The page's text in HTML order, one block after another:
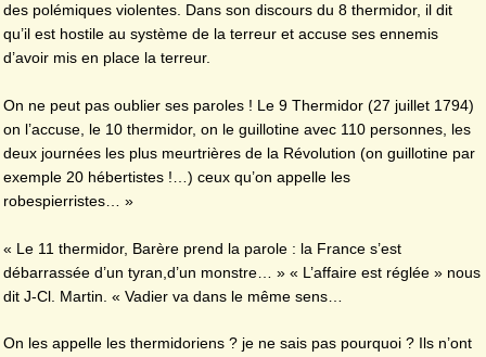
des polémiques violentes. Dans son discours du 8 thermidor, il dit
qu’il est hostile au système de la terreur et accuse ses ennemis
d’avoir mis en place la terreur.
On ne peut pas oublier ses paroles ! Le 9 Thermidor (27 juillet 1794)
on l’accuse, le 10 thermidor, on le guillotine avec 110 personnes, les
deux journées les plus meurtrières de la Révolution (on guillotine par
exemple 20 hébertistes !…) ceux qu’on appelle les
robespierristes… »
« Le 11 thermidor, Barère prend la parole : la France s’est
débarrassée d’un tyran,d’un monstre… » « L’affaire est réglée » nous
dit J-Cl. Martin. « Vadier va dans le même sens…
On les appelle les thermidoriens ? je ne sais pas pourquoi ? Ils n’ont